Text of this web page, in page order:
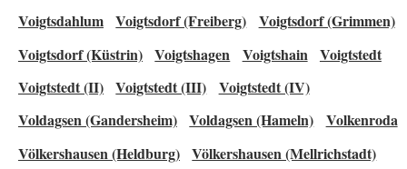
Voigtsdahlum Voigtsdorf (Freiberg)
Voigtsdorf (Grimmen)
Voigtsdorf (Küstrin) Voigtshagen Voigtshain Voigtstedt
Voigtstedt (II) Voigtstedt (III)
Voigtstedt (IV)
Voldagsen (Gandersheim) Voldagsen (Hameln)
Volkenroda
Völkershausen (Heldburg) Völkershausen (Mellrichstadt)